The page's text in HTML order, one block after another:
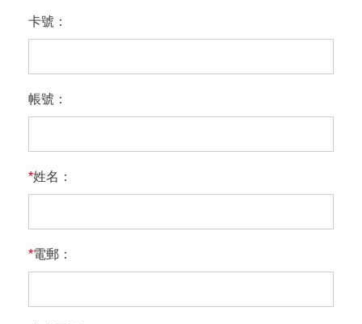
卡號：
帳號：
*姓名：
*電郵：